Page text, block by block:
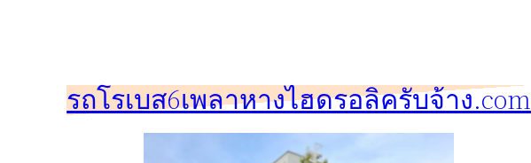
รถโรเบส6เพลาหางไฮดรอลิครับจ้าง.com